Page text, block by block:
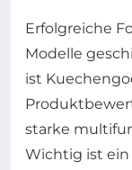
Erfolgreiche
Modelle
ist
starke
Wichtig ist ein